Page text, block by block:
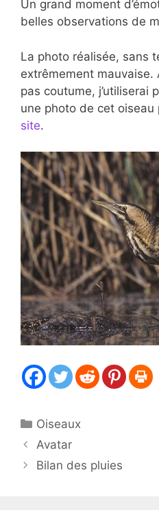
Un grand moment
belles observations de
La photo réalisée, sans
extrêmement mauvaise.
pas coutume, j’utiliserai
une photo de cet oiseau
site.
Catégories
Oiseaux
Avatar
Bilan des pluies